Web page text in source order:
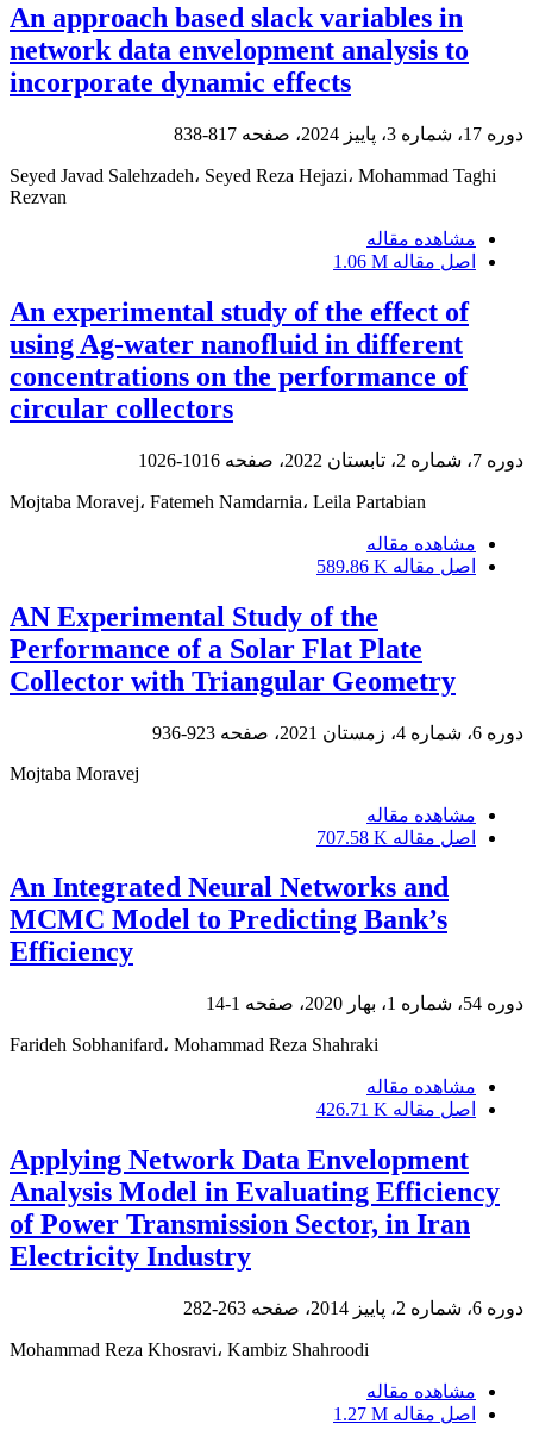
An approach based slack variables in
network data envelopment analysis to
incorporate dynamic effects
دوره 17، شماره 3، پاییز 2024، صفحه 817-838
Seyed Javad Salehzadeh، Seyed Reza Hejazi، Mohammad Taghi
Rezvan
مشاهده مقاله
اصل مقاله 1.06 M
An experimental study of the effect of
using Ag-water nanofluid in different
concentrations on the performance of
circular collectors
دوره 7، شماره 2، تابستان 2022، صفحه 1016-1026
Mojtaba Moravej، Fatemeh Namdarnia، Leila Partabian
مشاهده مقاله
اصل مقاله 589.86 K
AN Experimental Study of the
Performance of a Solar Flat Plate
Collector with Triangular Geometry
دوره 6، شماره 4، زمستان 2021، صفحه
923-936
Mojtaba Moravej
مشاهده مقاله
اصل مقاله 707.58 K
An Integrated Neural Networks and
MCMC Model to Predicting Bank’s
Efficiency
دوره 54، شماره 1، بهار 2020، صفحه 1-14
Farideh Sobhanifard، Mohammad Reza Shahraki
مشاهده مقاله
اصل مقاله 426.71 K
Applying Network Data Envelopment
Analysis Model in Evaluating Efficiency
of Power Transmission Sector, in Iran
Electricity Industry
دوره 6، شماره 2، پاییز 2014، صفحه 263-282
Mohammad Reza Khosravi، Kambiz Shahroodi
مشاهده مقاله
اصل مقاله 1.27 M